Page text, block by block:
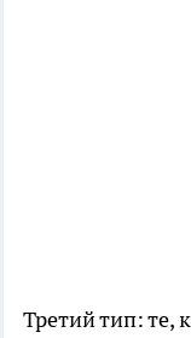
Третий тип: те,